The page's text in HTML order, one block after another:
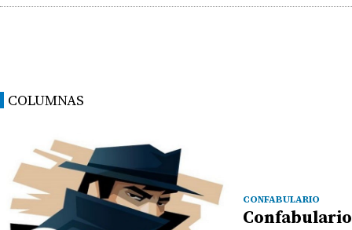
COLUMNAS
CONFABULARIO
Confabulario